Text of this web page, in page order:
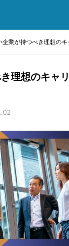
企業が持つべき理想のキ
理想のキャ